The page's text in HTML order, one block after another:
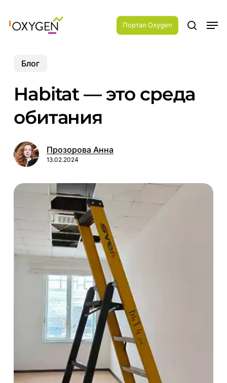
main
Портал Oxygen search
Блог
Habitat — это среда
обитания
Прозорова Анна
13.02.2024